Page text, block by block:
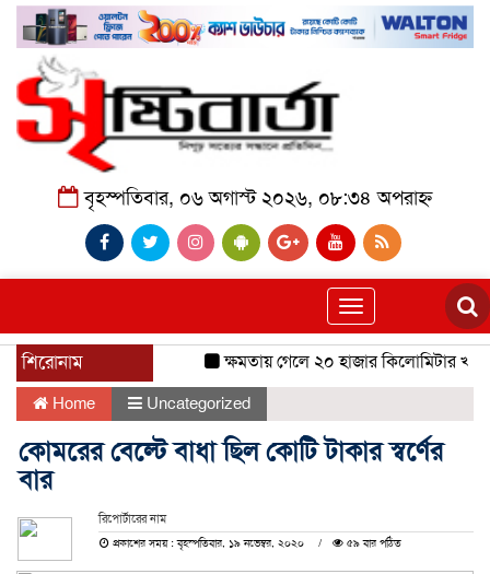
বৃহস্পতিবার, ০৬ অগাস্ট ২০২৬, ০৮:৩৪ অপরাহ্ন
Toggle
navigation
শিরোনাম ক্ষমতায় গেলে ২০ হাজার কিলোমিটার খাল
Home Uncategorized
কোমরের বেল্টে বাধা ছিল কোটি টাকার স্বর্ণের
বার
রিপোর্টারের নাম
প্রকাশের সময় : বৃহস্পতিবার, ১৯ নভেম্বর, ২০২০
৫৯ বার পঠিত